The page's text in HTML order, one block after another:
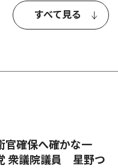
すべて見る
確保へ確かな一
衆議院議員 星野つ